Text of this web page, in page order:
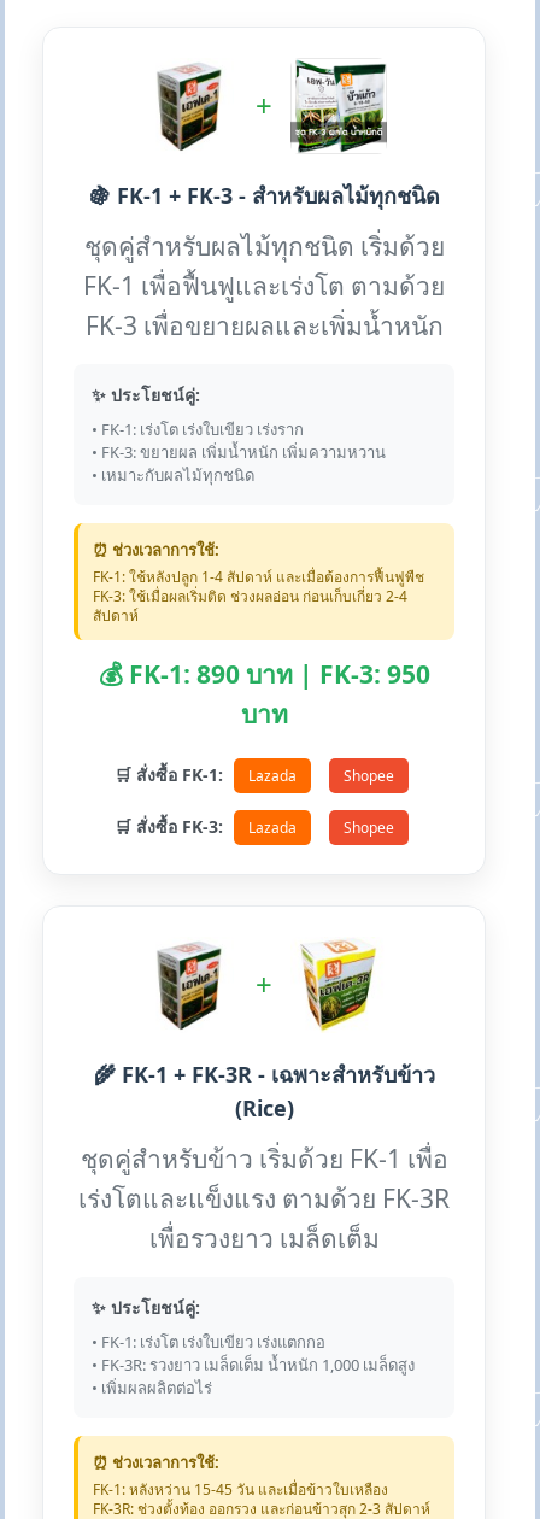
+
🍇 FK-1 + FK-3 - สำหรับผลไม้ทุกชนิด
ชุดคู่สำหรับผลไม้ทุกชนิด เริ่มด้วย
FK-1 เพื่อฟื้นฟูและเร่งโต ตามด้วย
FK-3 เพื่อขยายผลและเพิ่มน้ำหนัก
✨ ประโยชน์คู่:
• FK-1: เร่งโต เร่งใบเขียว เร่งราก
• FK-3: ขยายผล เพิ่มน้ำหนัก เพิ่มความหวาน
• เหมาะกับผลไม้ทุกชนิด
⏰ ช่วงเวลาการใช้:
FK-1: ใช้หลังปลูก 1-4 สัปดาห์ และเมื่อต้องการฟื้นฟูพืช
FK-3: ใช้เมื่อผลเริ่มติด ช่วงผลอ่อน ก่อนเก็บเกี่ยว 2-4
สัปดาห์
💰 FK-1: 890 บาท | FK-3: 950
บาท
🛒 สั่งซื้อ FK-1: Lazada Shopee
🛒 สั่งซื้อ FK-3: Lazada Shopee
+
🌾 FK-1 + FK-3R - เฉพาะสำหรับข้าว
(Rice)
ชุดคู่สำหรับข้าว เริ่มด้วย FK-1 เพื่อ
เร่งโตและแข็งแรง ตามด้วย FK-3R
เพื่อรวงยาว เมล็ดเต็ม
✨ ประโยชน์คู่:
• FK-1: เร่งโต เร่งใบเขียว เร่งแตกกอ
• FK-3R: รวงยาว เมล็ดเต็ม น้ำหนัก 1,000 เมล็ดสูง
• เพิ่มผลผลิตต่อไร่
⏰ ช่วงเวลาการใช้:
FK-1: หลังหว่าน 15-45 วัน และเมื่อข้าวใบเหลือง
FK-3R: ช่วงตั้งท้อง ออกรวง และก่อนข้าวสุก 2-3 สัปดาห์